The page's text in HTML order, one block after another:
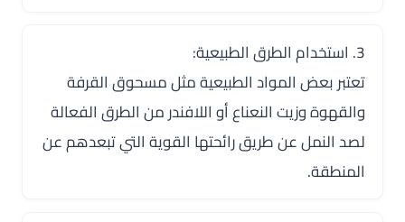
3. استخدام الطرق الطبيعية:
تعتبر بعض المواد الطبيعية مثل مسحوق القرفة
والقهوة وزيت النعناع أو اللافندر من الطرق الفعالة
لصد النمل عن طريق رائحتها القوية التي تبعدهم عن
المنطقة.